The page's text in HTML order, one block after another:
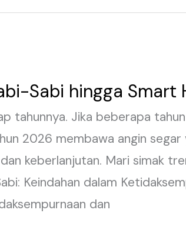
Sabi hingga Smart
tahunnya. Jika beberapa
2026 membawa angin segar
keberlanjutan. Mari simak
Keindahan dalam
dan